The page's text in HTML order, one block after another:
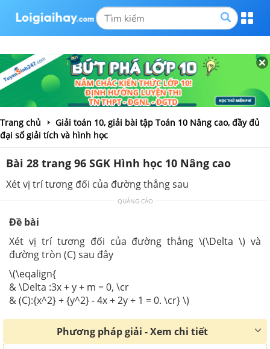
Trang chủ
Giải toán 10, giải bài tập Toán 10 Nâng cao, đầy đủ
đại số giải tích và hình học
Bài 28 trang 96 SGK Hình học 10 Nâng cao
Xét vị trí tương đối của đường thẳng sau
QUẢNG CÁO
Đề bài
Xét vị trí tương đối của đường thẳng \(\Delta \) và
đường tròn (C) sau đây
\(\eqalign{
& \Delta :3x + y + m = 0, \cr
& (C):{x^2} + {y^2} - 4x + 2y + 1 = 0. \cr} \)
Phương pháp giải - Xem chi tiết